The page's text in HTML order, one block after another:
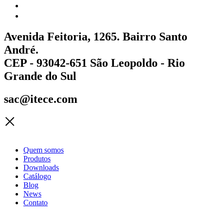
Avenida Feitoria, 1265. Bairro Santo
André.
CEP - 93042-651 São Leopoldo - Rio
Grande do Sul
sac@itece.com
Quem somos
Produtos
Downloads
Catálogo
Blog
News
Contato